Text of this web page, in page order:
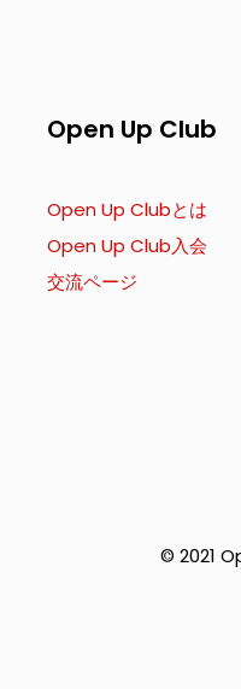
Open Up Club
Open Up Clubとは
Open Up Club入会
交流ページ
© 2021